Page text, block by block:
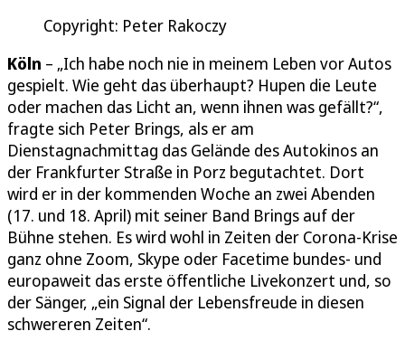
Copyright: Peter Rakoczy
Köln – „Ich habe noch nie in meinem Leben vor Autos
gespielt. Wie geht das überhaupt? Hupen die Leute
oder machen das Licht an, wenn ihnen was gefällt?“,
fragte sich Peter Brings, als er am
Dienstagnachmittag das Gelände des Autokinos an
der Frankfurter Straße in Porz begutachtet. Dort
wird er in der kommenden Woche an zwei Abenden
(17. und 18. April) mit seiner Band Brings auf der
Bühne stehen. Es wird wohl in Zeiten der Corona-Krise
ganz ohne Zoom, Skype oder Facetime bundes- und
europaweit das erste öffentliche Livekonzert und, so
der Sänger, „ein Signal der Lebensfreude in diesen
schwereren Zeiten“.